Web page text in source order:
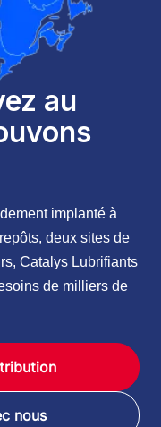
au
implanté à
deux sites de
Catalys Lubrifiants
de milliers de
nous